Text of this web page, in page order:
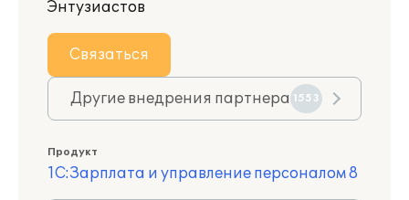
Энтузиастов
Связаться
Другие внедрения партнера 1553
Продукт
1С:Зарплата и управление персоналом 8